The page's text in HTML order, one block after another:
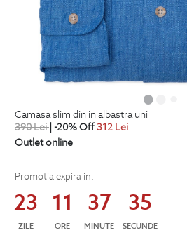
camasa slim din in albastra uni
390Lei| -20% Off312 Lei
Outlet online
Promotia expira in:
23
ZILE
11
ORE
37
MINUTE
34
SECUNDE